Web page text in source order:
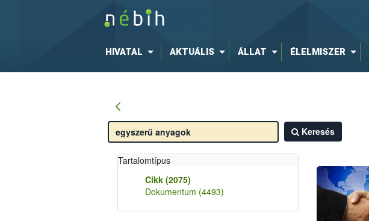
HIVATAL AKTUÁLIS ÁLLAT ÉLELMISZER
Keresés
Tartalomtípus
Cikk (2075)
Dokumentum (4493)